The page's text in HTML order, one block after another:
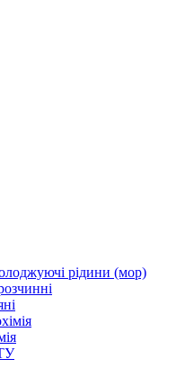
рідини (мор)